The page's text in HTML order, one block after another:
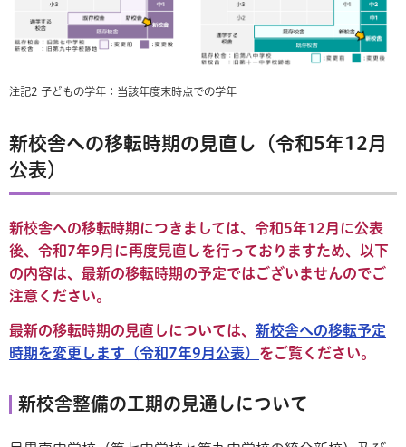
注記2 子どもの学年：当該年度末時点での学年
新校舎への移転時期の見直し（令和5年12月
公表）
新校舎への移転時期につきましては、令和5年12月に公表
後、令和7年9月に再度見直しを行っておりますため、以下
の内容は、最新の移転時期の予定ではございませんのでご
注意ください。
最新の移転時期の見直しについては、 新校舎への移転予定
時期を変更します（令和7年9月公表） をご覧ください。
新校舎整備の工期の見通しについて